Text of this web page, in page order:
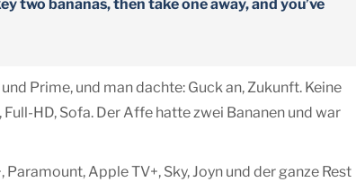
two bananas, then take one away, and you’ve
Prime, und man dachte: Guck an, Zukunft. Keine
HD, Sofa. Der Affe hatte zwei Bananen und war
Apple TV+, Sky, Joyn und der ganze Rest